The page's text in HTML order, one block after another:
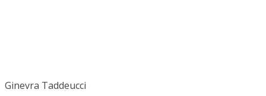
Ginevra Taddeucci